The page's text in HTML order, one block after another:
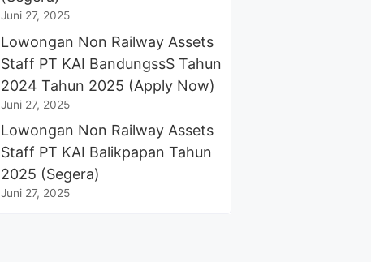
Juni 27, 2025
Lowongan Non Railway Assets
Staff PT KAI BandungssS Tahun
2024 Tahun 2025 (Apply Now)
Juni 27, 2025
Lowongan Non Railway Assets
Staff PT KAI Balikpapan Tahun
2025 (Segera)
Juni 27, 2025